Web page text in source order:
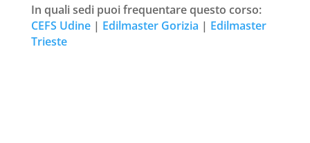
In quali sedi puoi frequentare questo corso:
CEFS Udine| Edilmaster Gorizia | Edilmaster
Trieste